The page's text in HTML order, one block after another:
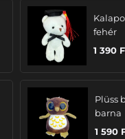
fehér
1 390
Plüss
barna
1 590